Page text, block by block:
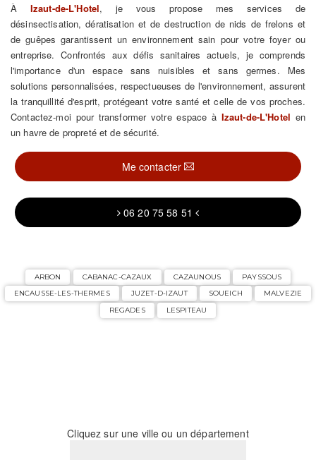
À Izaut-de-L'Hotel, je vous propose mes services de
désinsectisation, dératisation et de destruction de nids de frelons et
de guêpes garantissent un environnement sain pour votre foyer ou
entreprise. Confrontés aux défis sanitaires actuels, je comprends
l'importance d'un espace sans nuisibles et sans germes. Mes
solutions personnalisées, respectueuses de l'environnement, assurent
la tranquillité d'esprit, protégeant votre santé et celle de vos proches.
Contactez-moi pour transformer votre espace à Izaut-de-L'Hotel en
un havre de propreté et de sécurité.
Me contacter
06 20 75 58 51
ARBON CABANAC-CAZAUX CAZAUNOUS
PAYSSOUS
ENCAUSSE-LES-THERMES
JUZET-D-IZAUT SOUEICH
MALVEZIE
REGADES
LESPITEAU
Cliquez sur une ville ou un département